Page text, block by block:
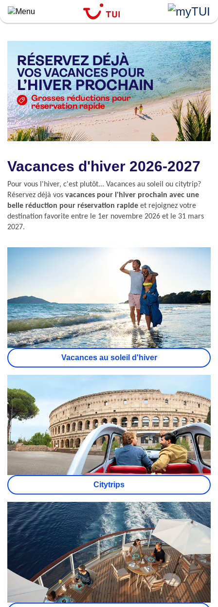
Aller
Vacances d'hiver 2026-2027
Pour vous l'hiver, c'est plutôt... Vacances au soleil ou citytrip?
Réservez déjà vos vacances pour l'hiver prochain avec une
belle réduction pour réservation rapide et rejoignez votre
destination favorite entre le 1er novembre 2026 et le 31 mars
2027.
Vacances au soleil d'hiver
Citytrips